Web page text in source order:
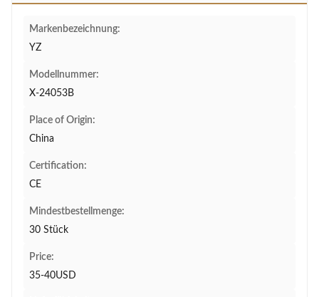
Markenbezeichnung:
YZ
Modellnummer:
X-24053B
Place of Origin:
China
Certification:
CE
Mindestbestellmenge:
30 Stück
Price:
35-40USD